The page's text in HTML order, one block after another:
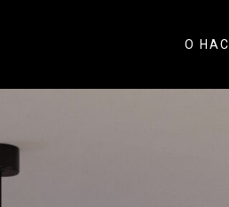
О НАС